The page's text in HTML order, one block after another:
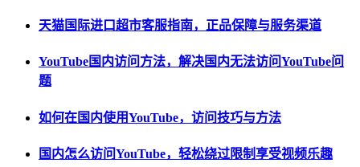
天猫国际进口超市客服指南，正品保障与服务渠道
YouTube国内访问方法，解决国内无法访问YouTube问
题
如何在国内使用YouTube，访问技巧与方法
国内怎么访问YouTube，轻松绕过限制享受视频乐趣